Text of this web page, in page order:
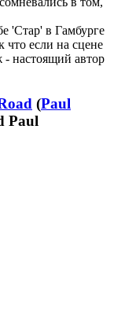
'Стар' в Гамбурге
что если на сцене
настоящий автор
(Paul
Paul